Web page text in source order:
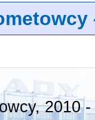
2010